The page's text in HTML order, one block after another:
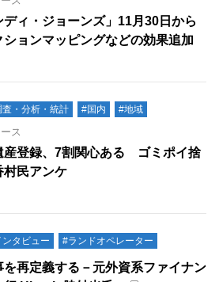
ィ・ジョーンズ」11月30日から
ョンマッピングなどの効果追加
査・分析・統計 #国内 #地域
ス
産登録、7割関心ある ゴミポイ捨
民アンケ
ンタビュー #ランドオペレーター
を再定義する－元外資系ファイナン